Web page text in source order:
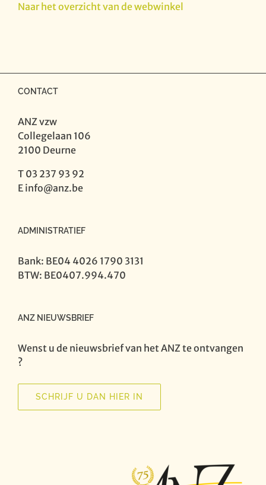
Pacxken
Naar het overzicht van de webwinkel
CONTACT
ANZ vzw
Collegelaan 106
2100 Deurne
T 03 237 93 92
E info@anz.be
ADMINISTRATIEF
Bank: BE04 4026 1790 3131
BTW: BE0407.994.470
ANZ NIEUWSBRIEF
Wenst u de nieuwsbrief van het ANZ te ontvangen
?
SCHRIJF U DAN HIER IN